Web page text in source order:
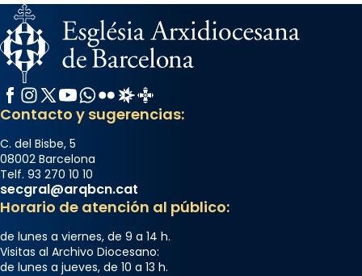
Memòria de les santes Juliana i
Semproniana, verges i màrtirs.
Acompanyant la història de sant Cugat, a
partir de l’Edat Mitjana sorgeix la tradició
que les santes Juliana (“relatiu a Júlia”) i
Semproniana (“relatiu a Semprònia =
eterna”) són deixebles seves. I l’any 1667, el
frare Joan Gaspar Roig, afirma en una obra
que les santes són filles de l’antiga Iluro.
Mataró en reivindicarà les relíq
...Ver más
Foto
Facebook
Instagram
X / Twitter
YouTube
WhatsApp
FlickrRadio Estel
Catalunya Cristiana
Contacto y sugerencias:
C. del Bisbe, 5
08002 Barcelona
Telf. 93 270 10 10
secgral@arqbcn.cat
Horario de atención al público:
de lunes a viernes, de 9 a 14 h.
Visitas al Archivo Diocesano:
de lunes a jueves, de 10 a 13 h.